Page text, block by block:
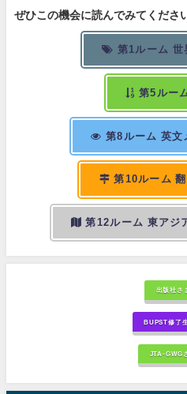
ぜひこの機会に読んでみてくださ
第1ルーム 世
第5ルー
第8ルーム 英文
第10ルーム
第12ルーム 東アジ
出版社さ
BUPST修了
JTA-GWG